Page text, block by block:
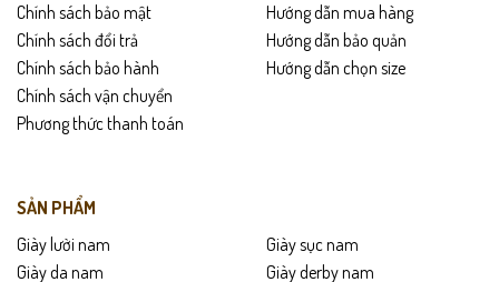
Chính sách bảo mật
Chính sách đổi trả
Chính sách bảo hành
Chính sách vận chuyển
Phương thức thanh toán
Hướng dẫn mua hàng
Hướng dẫn bảo quản
Hướng dẫn chọn size
SẢN PHẨM
Giày lười nam
Giày da nam
Giày sục nam
Giày derby nam